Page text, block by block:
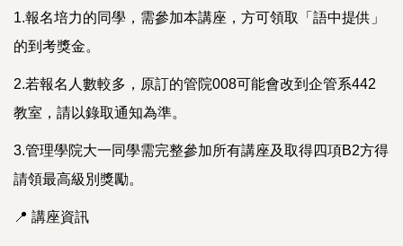
1.報名培力的同學，需參加本講座，方可領取「語中提供」
的到考獎金。
2.若報名人數較多，原訂的管院008可能會改到企管系442
教室，請以錄取通知為準。
3.管理學院大一同學需完整參加所有講座及取得四項B2方得
請領最高級別獎勵。
📍 講座資訊